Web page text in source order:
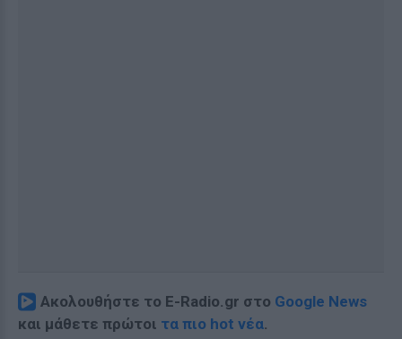
Ακολουθήστε το E-Radio.gr στο Google News
και μάθετε πρώτοι τα πιο hot νέα.